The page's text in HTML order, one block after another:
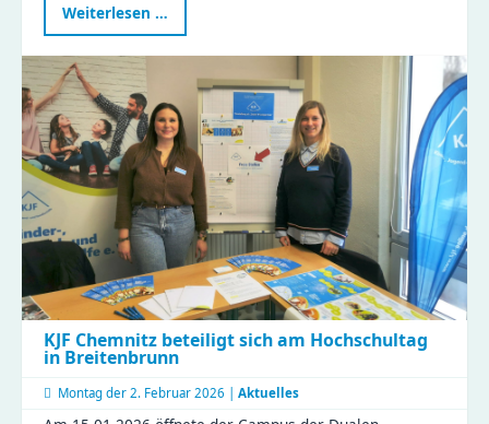
Weiterlesen …
zur
Naturkinderhaus
Esche
KJF Chemnitz beteiligt sich am Hochschultag
in Breitenbrunn
Montag der 2. Februar 2026 | Aktuelles